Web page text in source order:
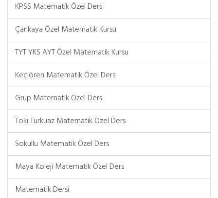
KPSS Matematik Özel Ders
Çankaya Özel Matematik Kursu
TYT YKS AYT Özel Matematik Kursu
Keçiören Matematik Özel Ders
Grup Matematik Özel Ders
Toki Turkuaz Matematik Özel Ders
Sokullu Matematik Özel Ders
Maya Koleji Matematik Özel Ders
Matematik Dersi